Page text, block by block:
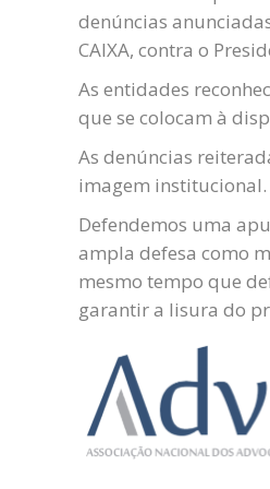
denúncias
CAIXA, contra o
As entidades
que se colocam à
As denúncias
imagem institucional.
Defendemos uma
ampla defesa como
mesmo tempo que
garantir a lisura do